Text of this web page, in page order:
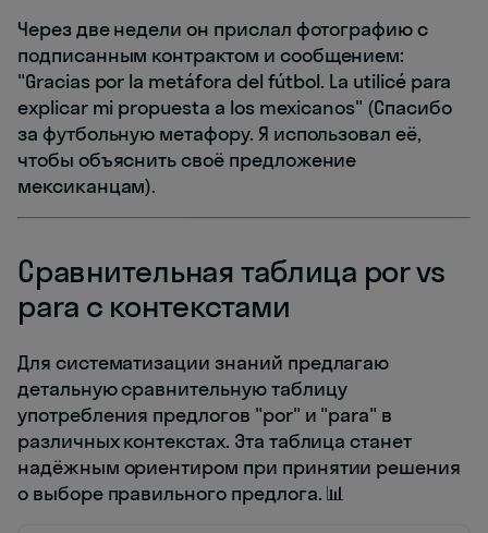
Через две недели он прислал фотографию с
подписанным контрактом и сообщением:
"Gracias por la metáfora del fútbol. La utilicé para
explicar mi propuesta a los mexicanos" (Спасибо
за футбольную метафору. Я использовал её,
чтобы объяснить своё предложение
мексиканцам).
Сравнительная таблица por vs
para с контекстами
Для систематизации знаний предлагаю
детальную сравнительную таблицу
употребления предлогов "por" и "para" в
различных контекстах. Эта таблица станет
надёжным ориентиром при принятии решения
о выборе правильного предлога. 📊